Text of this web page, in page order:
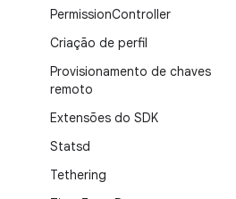
PermissionController
Criação de perfil
Provisionamento de chaves
remoto
Extensões do SDK
Statsd
Tethering
Repositório do Android
Requisitos
Como fazer o download